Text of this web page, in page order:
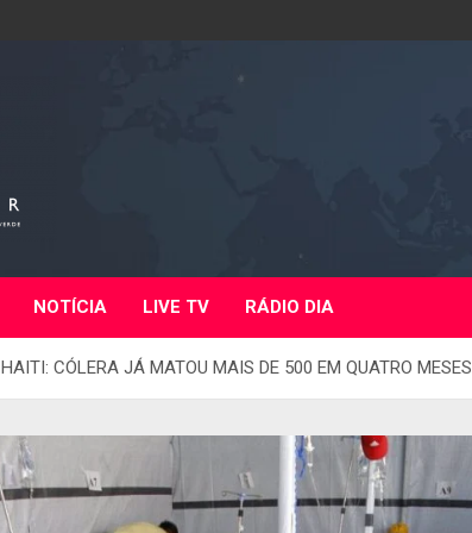
NOTÍCIA LIVE TV RÁDIO DIA
HAITI: CÓLERA JÁ MATOU MAIS DE 500 EM QUATRO MESES